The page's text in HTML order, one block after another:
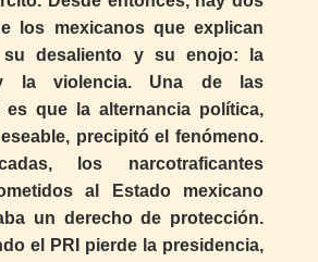
los mexicanos que explican
su desaliento y su enojo: la
la violencia. Una de las
es que la alternancia política,
precipitó el fenómeno.
los narcotraficantes
al Estado mexicano
un derecho de protección.
el PRI pierde la presidencia,